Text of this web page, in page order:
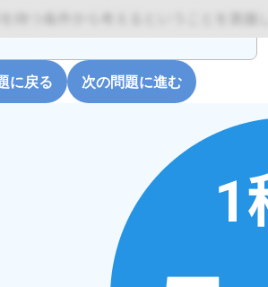
に戻る 次の問題に進む